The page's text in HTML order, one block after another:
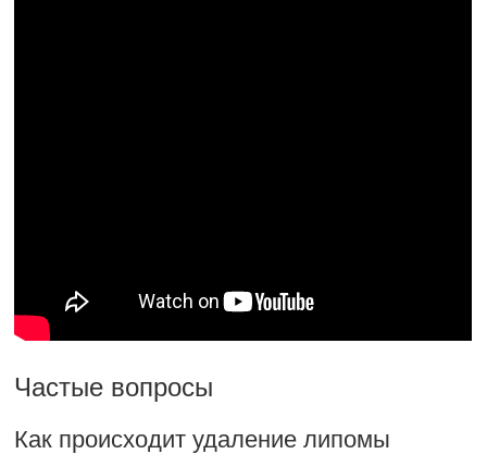
Частые вопросы
Как происходит удаление липомы